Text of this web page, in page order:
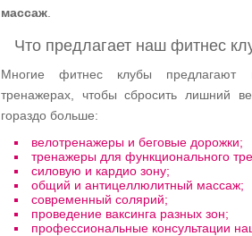
массаж
Что предлагает наш фитнес
Многие фитнес клубы предлагают
тренажерах, чтобы сбросить лишний
гораздо больше:
велотренажеры и беговые дорожки;
тренажеры для функционального
силовую и кардио зону;
общий и антицеллюлитный массаж;
современный солярий;
проведение ваксинга разных зон;
профессиональные консультации